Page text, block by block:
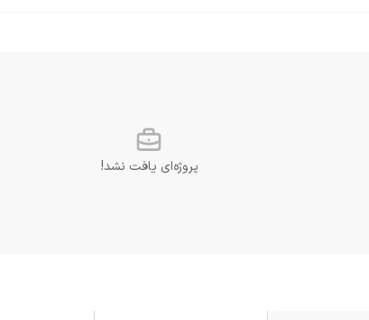
پروژه‌ای یافت نشد!